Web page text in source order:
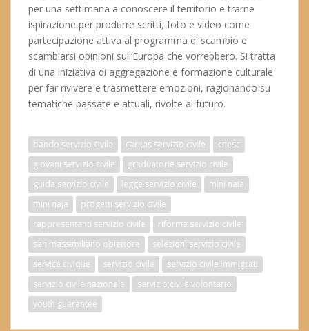
per una settimana a conoscere il territorio e trarne
ispirazione per produrre scritti, foto e video come
partecipazione attiva al programma di scambio e
scambiarsi opinioni sull’Europa che vorrebbero. Si tratta
di una iniziativa di aggregazione e formazione culturale
per far rivivere e trasmettere emozioni, ragionando su
tematiche passate e attuali, rivolte al futuro.
bando servizio civile caritas servizio civile
cnesc
giovani servizio civile
graduatorie servizio civile
guida servizio civile
legge servizio civile
mini naia
mini naja
progetti servizio civile
rappresentanti servizio civile
riforma servizio civile
san massimiliano obiettore
selezioni servizio civile
service civique
servizio civile
servizio civile immigrati
servizio civile nazionale
servizio civile volontario
youth guarantee